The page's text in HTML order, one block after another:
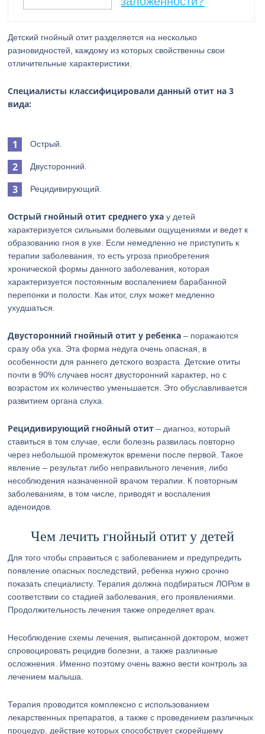
Детский гнойный отит разделяется на несколько
разновидностей, каждому из которых свойственны свои
отличительные характеристики.
Специалисты классифицировали данный отит на 3
вида:
Острый.
Двусторонний.
Рецидивирующий.
Острый гнойный отит среднего уха у детей
характеризуется сильными болевыми ощущениями и ведет к
образованию гноя в ухе. Если немедленно не приступить к
терапии заболевания, то есть угроза приобретения
хронической формы данного заболевания, которая
характеризуется постоянным воспалением барабанной
перепонки и полости. Как итог, слух может медленно
ухудшаться.
Двусторонний гнойный отит у ребенка – поражаются
сразу оба уха. Эта форма недуга очень опасная, в
особенности для раннего детского возраста. Детские отиты
почти в 90% случаев носят двусторонний характер, но с
возрастом их количество уменьшается. Это обуславливается
развитием органа слуха.
Рецидивирующий гнойный отит – диагноз, который
ставиться в том случае, если болезнь развилась повторно
через небольшой промежуток времени после первой. Такое
явление – результат либо неправильного лечения, либо
несоблюдения назначенной врачом терапии. К повторным
заболеваниям, в том числе, приводят и воспаления
аденоидов.
Чем лечить гнойный отит у детей
Для того чтобы справиться с заболеванием и предупредить
появление опасных последствий, ребенка нужно срочно
показать специалисту. Терапия должна подбираться ЛОРом в
соответствии со стадией заболевания, его проявлениями.
Продолжительность лечения также определяет врач.
Несоблюдение схемы лечения, выписанной доктором, может
спровоцировать рецидив болезни, а также различные
осложнения. Именно поэтому очень важно вести контроль за
лечением малыша.
Терапия проводится комплексно с использованием
лекарственных препаратов, а также с проведением различных
процедур, действие которых способствует скорейшему